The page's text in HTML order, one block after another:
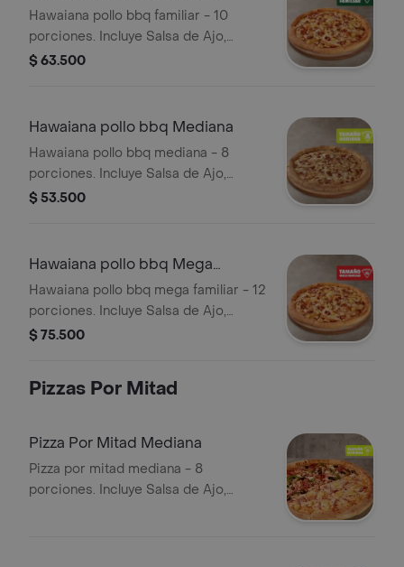
Hawaiana pollo bbq familiar - 10
porciones. Incluye Salsa de Ajo,
Sazonador Pimienta Roja y
$ 63.500
Hawaiana pollo bbq Mediana
Hawaiana pollo bbq mediana - 8
porciones. Incluye Salsa de Ajo,
Sazonador Pimienta Roja y
$ 53.500
Hawaiana pollo bbq Mega
Familiar
Hawaiana pollo bbq mega familiar - 12
porciones. Incluye Salsa de Ajo,
Sazonador Pimienta Roja y
$ 75.500
Pizzas Por Mitad
Pizza Por Mitad Mediana
Pizza por mitad mediana - 8
porciones. Incluye Salsa de Ajo,